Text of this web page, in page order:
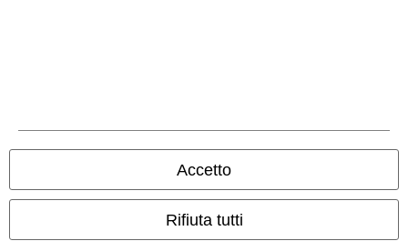
Accetto
Rifiuta tutti
Legge sulla Privacy
Smaltimento rifiuti e protezione dell’ambiente